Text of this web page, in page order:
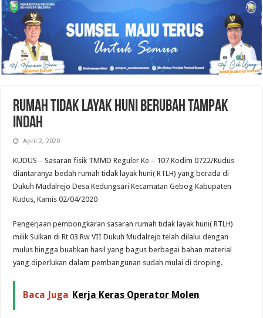
Rumah Tidak Layak Huni Berubah Tampak
Indah
April 2, 2020
KUDUS – Sasaran fisik TMMD Reguler Ke – 107 Kodim 0722/Kudus
diantaranya bedah rumah tidak layak huni( RTLH) yang berada di
Dukuh Mudalrejo Desa Kedungsari Kecamatan Gebog Kabupaten
Kudus, Kamis 02/04/2020
Pengerjaan pembongkaran sasaran rumah tidak layak huni( RTLH)
milik Sulkan di Rt 03 Rw VII Dukuh Mudalrejo telah dilalui dengan
mulus hingga buahkan hasil yang bagus berbagai bahan material
yang diperlukan dalam pembangunan sudah mulai di droping.
Baca Juga Kerja Keras Operator Molen